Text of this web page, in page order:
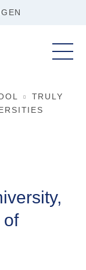
TRULY
of